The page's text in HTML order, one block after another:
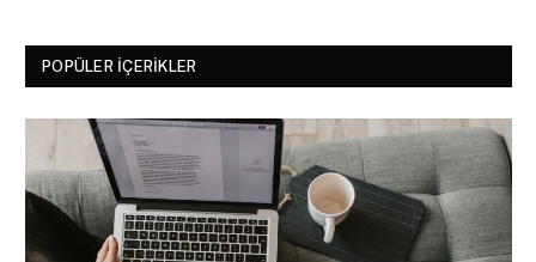
POPÜLER İÇERIKLER